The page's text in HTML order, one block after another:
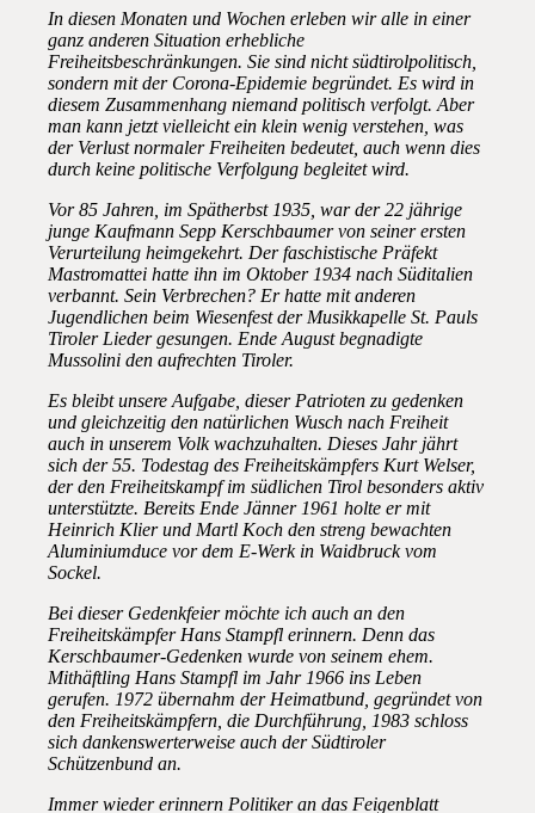
In diesen Monaten und Wochen erleben wir alle in einer
ganz anderen Situation erhebliche
Freiheitsbeschränkungen. Sie sind nicht südtirolpolitisch,
sondern mit der Corona-Epidemie begründet. Es wird in
diesem Zusammenhang niemand politisch verfolgt. Aber
man kann jetzt vielleicht ein klein wenig verstehen, was
der Verlust normaler Freiheiten bedeutet, auch wenn dies
durch keine politische Verfolgung begleitet wird.
Vor 85 Jahren, im Spätherbst 1935, war der 22 jährige
junge Kaufmann Sepp Kerschbaumer von seiner ersten
Verurteilung heimgekehrt. Der faschistische Präfekt
Mastromattei hatte ihn im Oktober 1934 nach Süditalien
verbannt. Sein Verbrechen? Er hatte mit anderen
Jugendlichen beim Wiesenfest der Musikkapelle St. Pauls
Tiroler Lieder gesungen. Ende August begnadigte
Mussolini den aufrechten Tiroler.
Es bleibt unsere Aufgabe, dieser Patrioten zu gedenken
und gleichzeitig den natürlichen Wusch nach Freiheit
auch in unserem Volk wachzuhalten. Dieses Jahr jährt
sich der 55. Todestag des Freiheitskämpfers Kurt Welser,
der den Freiheitskampf im südlichen Tirol besonders aktiv
unterstützte. Bereits Ende Jänner 1961 holte er mit
Heinrich Klier und Martl Koch den streng bewachten
Aluminiumduce vor dem E-Werk in Waidbruck vom
Sockel.
Bei dieser Gedenkfeier möchte ich auch an den
Freiheitskämpfer Hans Stampfl erinnern. Denn das
Kerschbaumer-Gedenken wurde von seinem ehem.
Mithäftling Hans Stampfl im Jahr 1966 ins Leben
gerufen. 1972 übernahm der Heimatbund, gegründet von
den Freiheitskämpfern, die Durchführung, 1983 schloss
sich dankenswerterweise auch der Südtiroler
Schützenbund an.
Immer wieder erinnern Politiker an das Feigenblatt